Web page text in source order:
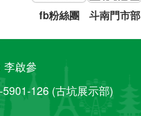
fb粉絲團 斗南門市部
啟參
126 (古坑展示部)